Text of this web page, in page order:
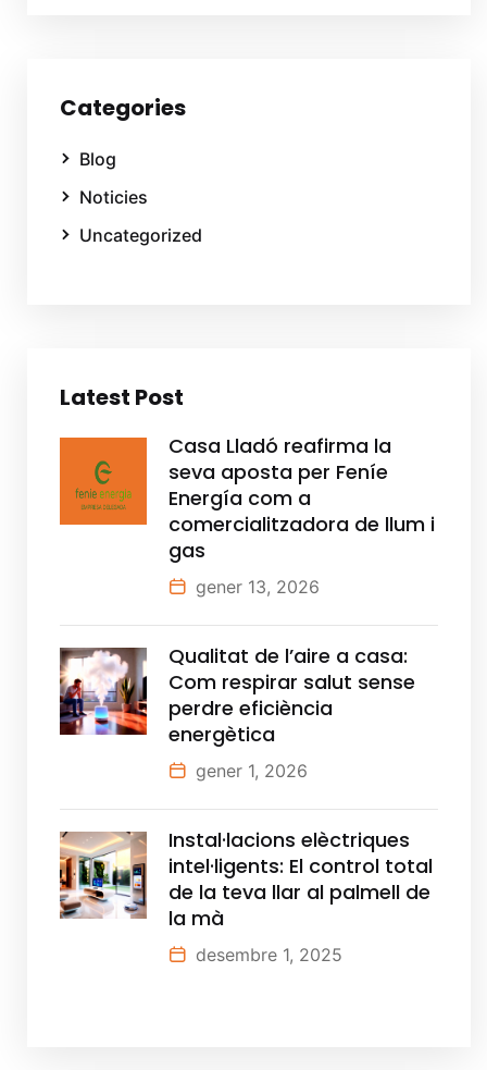
Categories
Blog
Noticies
Uncategorized
Latest Post
Casa Lladó reafirma la
seva aposta per Feníe
Energía com a
comercialitzadora de llum i
gas
gener 13, 2026
Qualitat de l’aire a casa:
Com respirar salut sense
perdre eficiència
energètica
gener 1, 2026
Instal·lacions elèctriques
intel·ligents: El control total
de la teva llar al palmell de
la mà
desembre 1, 2025